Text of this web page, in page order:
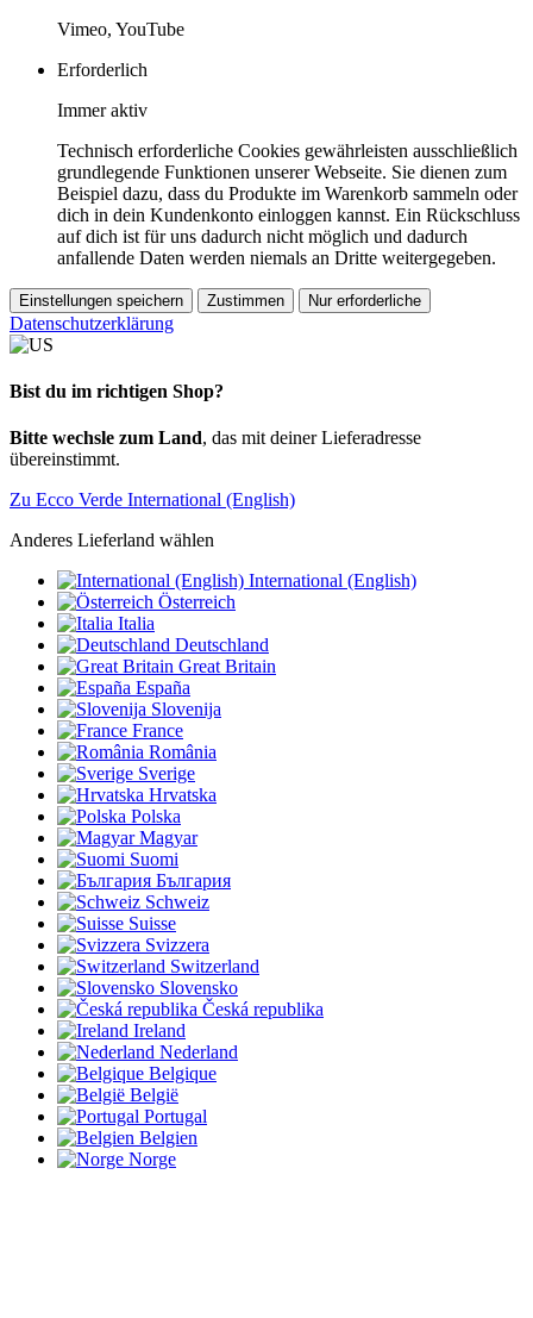
Vimeo, YouTube
Erforderlich
Immer aktiv
Technisch erforderliche Cookies gewährleisten ausschließlich
grundlegende Funktionen unserer Webseite. Sie dienen zum
Beispiel dazu, dass du Produkte im Warenkorb sammeln oder
dich in dein Kundenkonto einloggen kannst. Ein Rückschluss
auf dich ist für uns dadurch nicht möglich und dadurch
anfallende Daten werden niemals an Dritte weitergegeben.
Einstellungen speichern Zustimmen Nur erforderliche
Datenschutzerklärung
Bist du im richtigen Shop?
Bitte wechsle zum Land, das mit deiner Lieferadresse
übereinstimmt.
Zu Ecco Verde International (English)
Anderes Lieferland wählen
International (English)
Österreich
Italia
Deutschland
Great Britain
España
Slovenija
France
România
Sverige
Hrvatska
Polska
Magyar
Suomi
България
Schweiz
Suisse
Svizzera
Switzerland
Slovensko
Česká republika
Ireland
Nederland
Belgique
België
Portugal
Belgien
Norge